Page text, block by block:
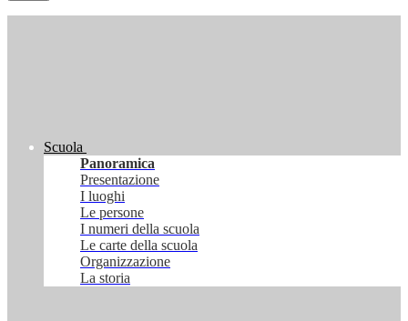
Scuola
Panoramica
Presentazione
I luoghi
Le persone
I numeri della scuola
Le carte della scuola
Organizzazione
La storia